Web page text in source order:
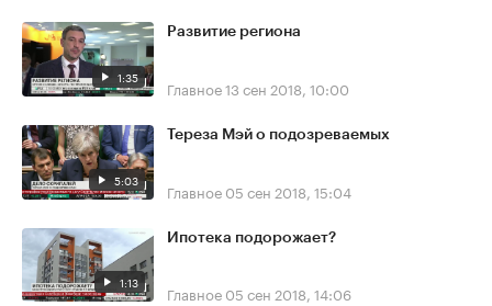
1:35
Развитие региона
Главное13 сен 2018, 10:00
5:03
Тереза Мэй о подозреваемых
Главное 05 сен 2018, 15:04
1:13
Ипотека подорожает?
Главное 05 сен 2018, 14:06